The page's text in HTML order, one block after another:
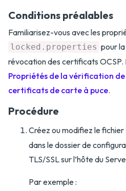
Conditions préalables
Familiarisez-vous avec les
locked.properties pour
révocation des certificats
Propriétés de la vérification
certificats de carte à puce.
Procédure
Créez ou modifiez le fichier
dans le dossier de
TLS/SSL sur l’hôte du
Par exemple :